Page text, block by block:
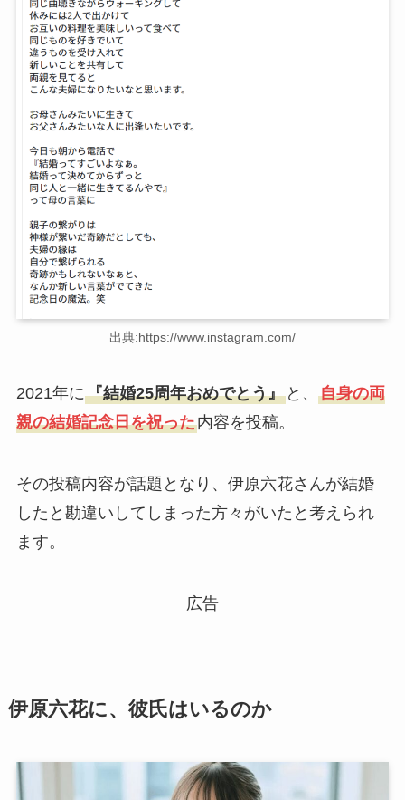
出典:https://www.instagram.com/
2021年に『結婚25周年おめでとう』と、 自身の両
親の結婚記念日を祝った内容を投稿。
その投稿内容が話題となり、伊原六花さんが結婚
したと勘違いしてしまった方々がいたと考えられ
ます。
広告
伊原六花に、彼氏はいるのか